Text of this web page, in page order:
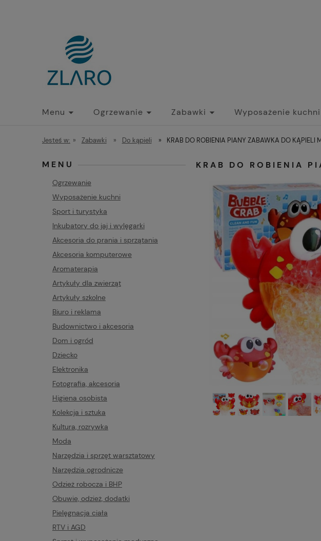
Menu Ogrzewanie Zabawki Wyposażenie kuchni
Jesteś w: » Zabawki » Do kąpieli » KRAB DO ROBIENIA PIANY ZABAWKA DO KĄPIELI
MENU
Ogrzewanie
Wyposażenie kuchni
Sport i turystyka
Inkubatory do jaj i wylęgarki
Akcesoria do prania i sprzątania
Akcesoria komputerowe
Aromaterapia
Artykuły dla zwierząt
Artykuły szkolne
Biuro i reklama
Budownictwo i akcesoria
Dom i ogród
Dziecko
Elektronika
Fotografia, akcesoria
Higiena osobista
Kolekcja i sztuka
Kultura, rozrywka
Moda
Narzędzia i sprzęt warsztatowy
Narzędzia ogrodnicze
Odzież robocza i BHP
Obuwie, odzież, dodatki
Pielęgnacja ciała
RTV i AGD
KRAB DO ROBIENIA